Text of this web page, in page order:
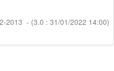
2013 - (3.0 : 31/01/2022 14:00)